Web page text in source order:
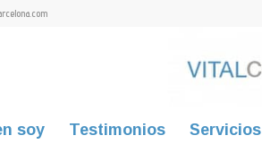
soy Testimonios Servicios